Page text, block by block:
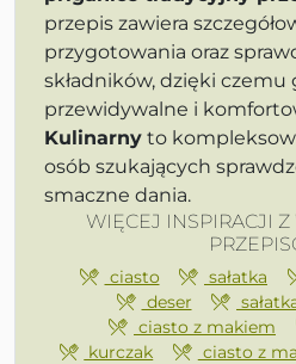
przepis zawiera
przygotowania oraz
składników, dzięki
przewidywalne i
Kulinarny to
osób szukających
smaczne dania.
WIĘCEJ INSPIRACJI
ciasto sałatka
deser
ciasto z makiem
kurczak
ciasto z